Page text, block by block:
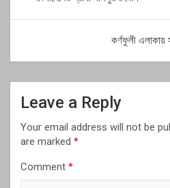
কর্ণফুলী
Leave a Reply
Your email address will not be
are marked *
Comment *